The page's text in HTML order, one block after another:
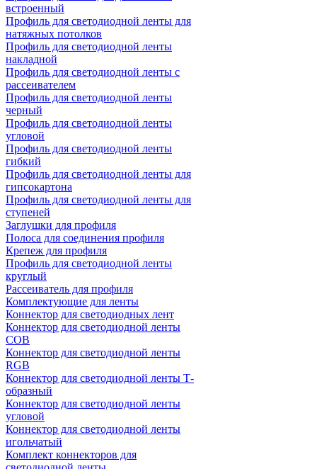
встроенный
Профиль для светодиодной ленты для
натяжных потолков
Профиль для светодиодной ленты
накладной
Профиль для светодиодной ленты с
рассеивателем
Профиль для светодиодной ленты
черный
Профиль для светодиодной ленты
угловой
Профиль для светодиодной ленты
гибкий
Профиль для светодиодной ленты для
гипсокартона
Профиль для светодиодной ленты для
ступеней
Заглушки для профиля
Полоса для соединения профиля
Крепеж для профиля
Профиль для светодиодной ленты
круглый
Рассеиватель для профиля
Комплектующие для ленты
Коннектор для светодиодных лент
Коннектор для светодиодной ленты
COB
Коннектор для светодиодной ленты
RGB
Коннектор для светодиодной ленты Т-
образный
Коннектор для светодиодной ленты
угловой
Коннектор для светодиодной ленты
игольчатый
Комплект коннекторов для